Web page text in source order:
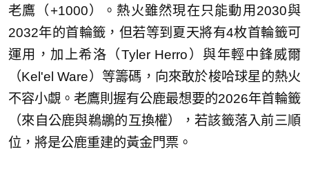
老鷹（+1000）。熱火雖然現在只能動用2030與
2032年的首輪籤，但若等到夏天將有4枚首輪籤可
運用，加上希洛（Tyler Herro）與年輕中鋒威爾
（Kel'el Ware）等籌碼，向來敢於梭哈球星的熱火
不容小覷。老鷹則握有公鹿最想要的2026年首輪籤
（來自公鹿與鵜鶘的互換權），若該籤落入前三順
位，將是公鹿重建的黃金門票。